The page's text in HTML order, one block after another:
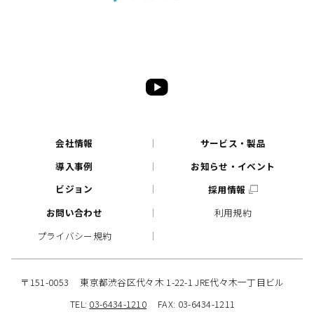
会社情報
サービス・製品
導入事例
お知らせ・イベント
ビジョン
採用情報
お問い合わせ
利用規約
プライバシー規約
〒151-0053
東京都渋谷区代々木 1-22-1 JRE代々木一丁目ビル
TEL: 03-6434-1210 FAX: 03-6434-1211